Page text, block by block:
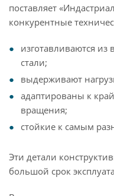
поставляет
конкурентные
изготавливаются
стали;
выдерживают
адаптированы к
вращения;
стойкие к самым
Эти детали
большой срок